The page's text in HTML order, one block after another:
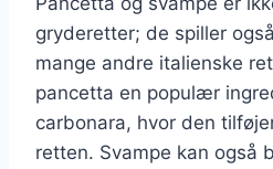
gryderetter; de spiller
mange andre italienske
pancetta en populær
carbonara, hvor den
retten. Svampe kan også